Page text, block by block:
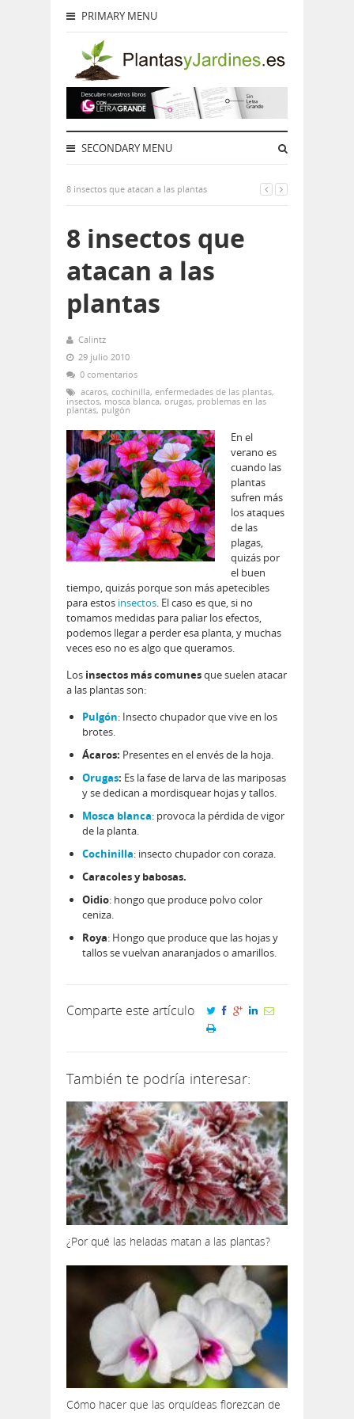
PRIMARY MENU
SECONDARY MENU
8 insectos que atacan a las plantas
8 insectos que
atacan a las
plantas
Calintz
29 julio 2010
0 comentarios
acaros, cochinilla, enfermedades de las plantas,
insectos, mosca blanca, orugas, problemas en las
plantas, pulgón
En el
verano es
cuando las
plantas
sufren más
los ataques
de las
plagas,
quizás por
el buen
tiempo, quizás porque son más apetecibles
para estos insectos. El caso es que, si no
tomamos medidas para paliar los efectos,
podemos llegar a perder esa planta, y muchas
veces eso no es algo que queramos.
Los insectos más comunesque suelen atacar
a las plantas son:
Pulgón: Insecto chupador que vive en los
brotes.
Ácaros: Presentes en el envés de la hoja.
Orugas: Es la fase de larva de las mariposas
y se dedican a mordisquear hojas y tallos.
Mosca blanca: provoca la pérdida de vigor
de la planta.
Cochinilla: insecto chupador con coraza.
Caracoles y babosas.
Oidio: hongo que produce polvo color
ceniza.
Roya: Hongo que produce que las hojas y
tallos se vuelvan anaranjados o amarillos.
Comparte este artículo
También te podría interesar:
¿Por qué las heladas matan a las plantas?
Cómo hacer que las orquídeas florezcan de